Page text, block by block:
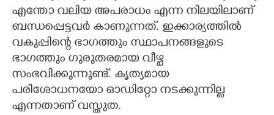
എന്തോ വലിയ അപരാധം എന്ന നിലയിലാണ്
ബന്ധപ്പെട്ടവർ കാണുന്നത്. ഇക്കാര്യത്തിൽ
വകുപ്പിന്റെ ഭാഗത്തും സ്ഥാപനങ്ങളുടെ
ഭാഗത്തും ഗുരുതരമായ വീഴ്ച
സംഭവിക്കുന്നുണ്ട്. കൃത്യമായ
പരിശോധനയോ ഓഡിറ്റോ നടക്കുന്നില്ല
എന്നതാണ് വസ്തുത.